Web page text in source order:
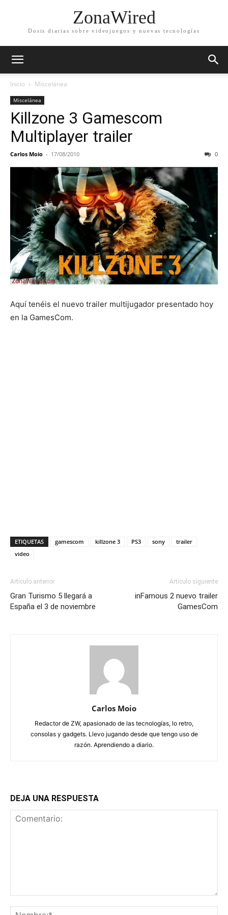
ZonaWired
Dosis diarias sobre videojuegos y nuevas tecnologías
Inicio Miscelánea
Miscelánea
Killzone 3 Gamescom
Multiplayer trailer
Carlos Moio - 17/08/2010 0
Aquí tenéis el nuevo trailer multijugador presentado hoy
en la GamesCom.
ETIQUETAS gamescom killzone 3 PS3 sony
trailer
video
Artículo anterior
Gran Turismo 5 llegará a
España el 3 de noviembre
Artículo siguiente
inFamous 2 nuevo trailer
GamesCom
Carlos Moio
Redactor de ZW, apasionado de las tecnologías, lo retro,
consolas y gadgets. Llevo jugando desde que tengo uso de
razón. Aprendiendo a diario.
DEJA UNA RESPUESTA